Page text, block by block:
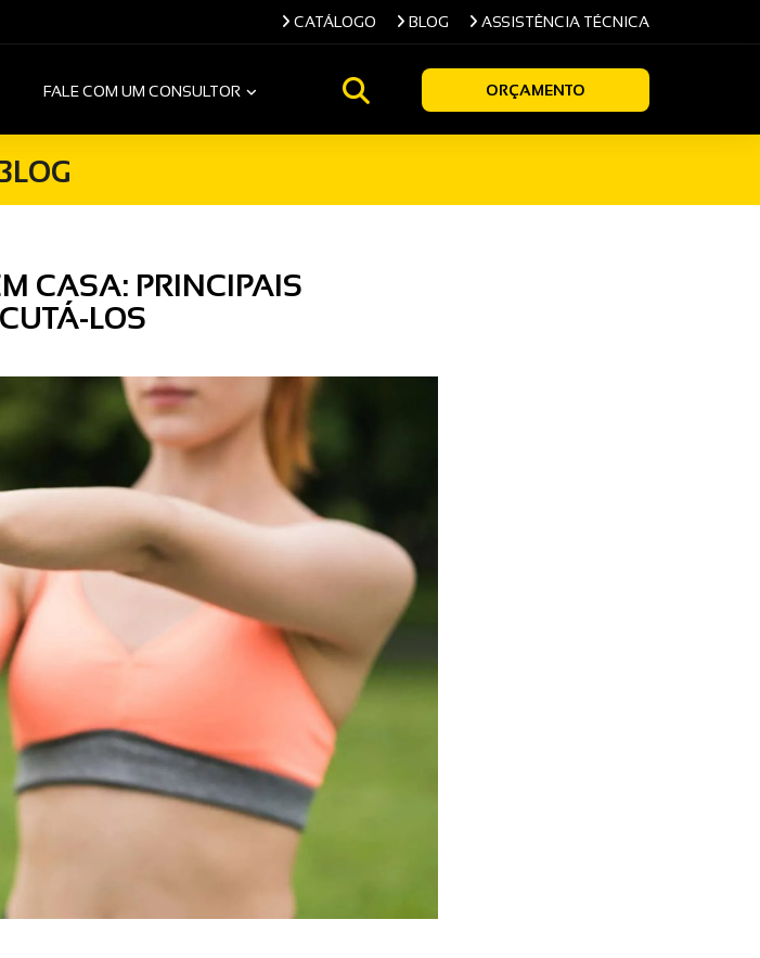
CATÁLOGO BLOG ASSISTÊNCIA TÉCNICA
FALE COM UM CONSULTOR ORÇAMENTO
CASA: PRINCIPAIS
LOS